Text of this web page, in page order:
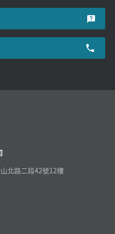
北路二段42號12樓